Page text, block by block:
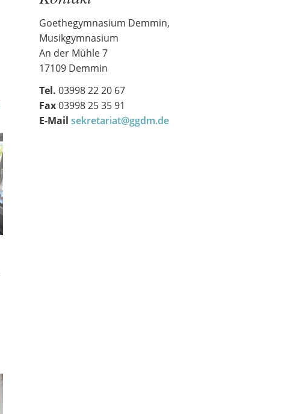
Goethegymnasium Demmin,
Musikgymnasium
An der Mühle 7
17109 Demmin
Tel. 03998 22 20 67
Fax03998 25 35 91
E-Mail sekretariat@ggdm.de